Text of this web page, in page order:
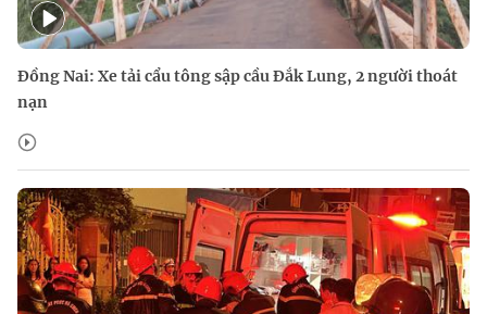
Đồng Nai: Xe tải cẩu tông sập cầu Đắk Lung, 2 người thoát
nạn